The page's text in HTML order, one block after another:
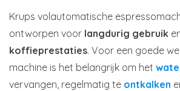
Krups volautomatische
ontworpen voor langdurig gebruik
koffieprestaties. Voor een goede
machine is het belangrijk om het
vervangen, regelmatig te ontkalken